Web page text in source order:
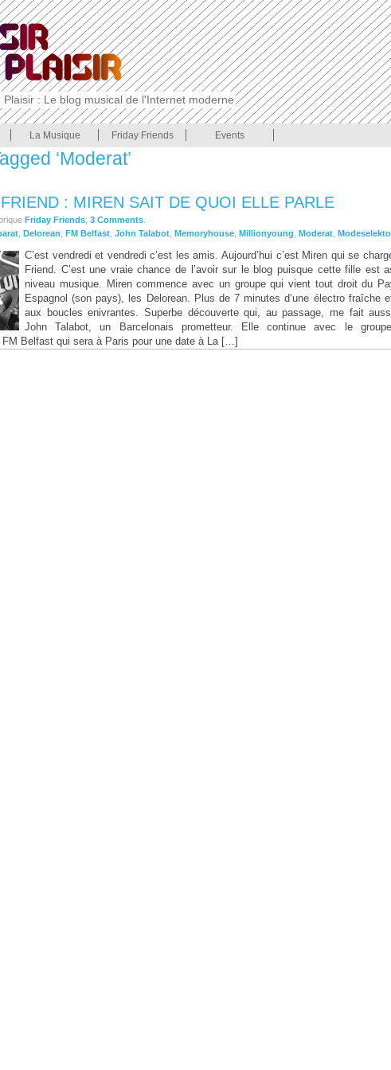
Plaisir : Le blog musical de l'Internet moderne
La Musique Friday Friends Events
‘Moderat’
: MIREN SAIT DE QUOI ELLE PARLE
Friday Friends; 3 Comments
Delorean FM Belfast John Talabot Memoryhouse Millionyoung Moderat
C’est vendredi et vendredi c’est les amis. Aujourd’hui c’est Miren qui se
Friend. C’est une vraie chance de l’avoir sur le blog puisque cette fille est
niveau musique. Miren commence avec un groupe qui vient tout droit du
Espagnol (son pays), les Delorean. Plus de 7 minutes d’une électro fraîche
aux boucles enivrantes. Superbe découverte qui, au passage, me fait
John Talabot, un Barcelonais prometteur. Elle continue avec le
Belfast qui sera à Paris pour une date à La […]